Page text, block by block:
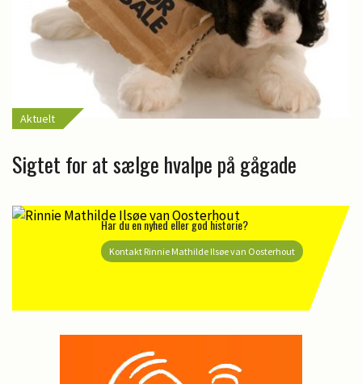
Aktuelt
Sigtet for at sælge hvalpe på gågade
Har du en nyhed eller god historie?
Kontakt Rinnie Mathilde Ilsøe van Oosterhout